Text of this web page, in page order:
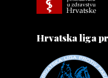
Hrvatska liga